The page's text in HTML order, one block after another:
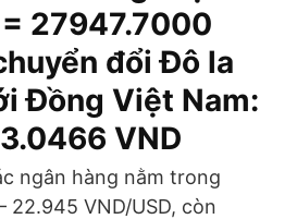
= 27947.7000
đổi Đô la
Đồng Việt Nam:
VND
ngân hàng nằm trong
22.945 VND/USD, còn